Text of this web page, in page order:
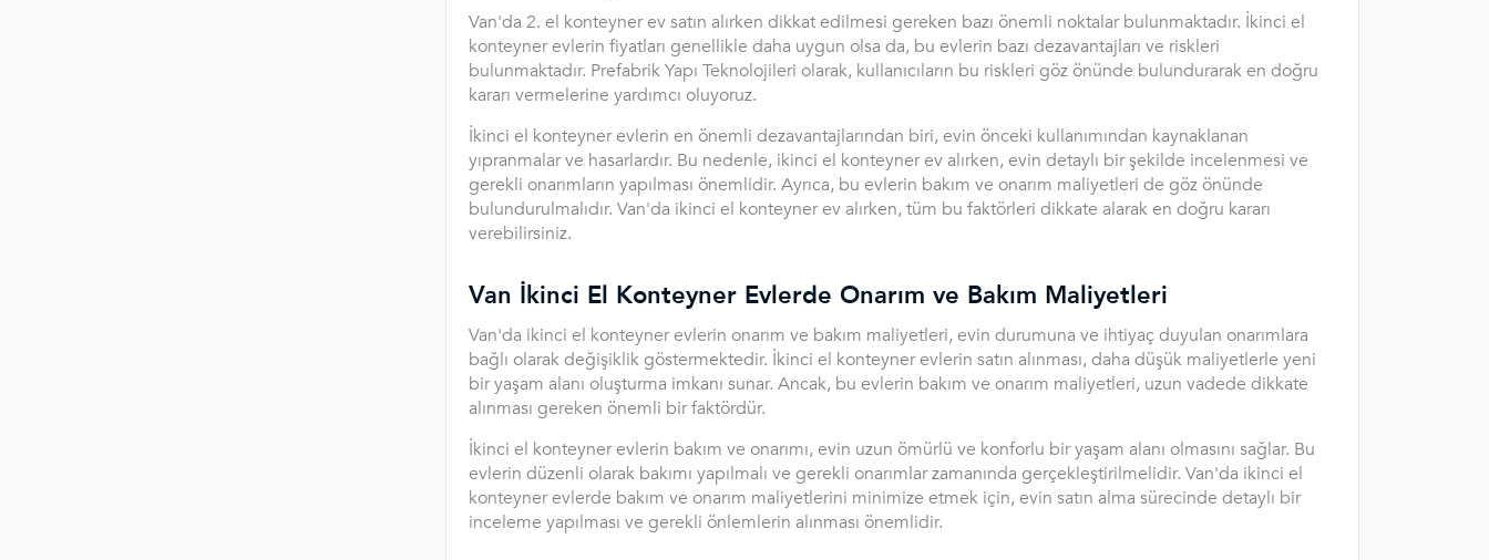
Van'da 2. el konteyner ev satın alırken dikkat edilmesi gereken bazı önemli noktalar bulunmaktadır. İkinci el
konteyner evlerin fiyatları genellikle daha uygun olsa da, bu evlerin bazı dezavantajları ve riskleri
bulunmaktadır. Prefabrik Yapı Teknolojileri olarak, kullanıcıların bu riskleri göz önünde bulundurarak en doğru
kararı vermelerine yardımcı oluyoruz.
İkinci el konteyner evlerin en önemli dezavantajlarından biri, evin önceki kullanımından kaynaklanan
yıpranmalar ve hasarlardır. Bu nedenle, ikinci el konteyner ev alırken, evin detaylı bir şekilde incelenmesi ve
gerekli onarımların yapılması önemlidir. Ayrıca, bu evlerin bakım ve onarım maliyetleri de göz önünde
bulundurulmalıdır. Van'da ikinci el konteyner ev alırken, tüm bu faktörleri dikkate alarak en doğru kararı
verebilirsiniz.
Van İkinci El Konteyner Evlerde Onarım ve Bakım Maliyetleri
Van'da ikinci el konteyner evlerin onarım ve bakım maliyetleri, evin durumuna ve ihtiyaç duyulan onarımlara
bağlı olarak değişiklik göstermektedir. İkinci el konteyner evlerin satın alınması, daha düşük maliyetlerle yeni
bir yaşam alanı oluşturma imkanı sunar. Ancak, bu evlerin bakım ve onarım maliyetleri, uzun vadede dikkate
alınması gereken önemli bir faktördür.
İkinci el konteyner evlerin bakım ve onarımı, evin uzun ömürlü ve konforlu bir yaşam alanı olmasını sağlar. Bu
evlerin düzenli olarak bakımı yapılmalı ve gerekli onarımlar zamanında gerçekleştirilmelidir. Van'da ikinci el
konteyner evlerde bakım ve onarım maliyetlerini minimize etmek için, evin satın alma sürecinde detaylı bir
inceleme yapılması ve gerekli önlemlerin alınması önemlidir.